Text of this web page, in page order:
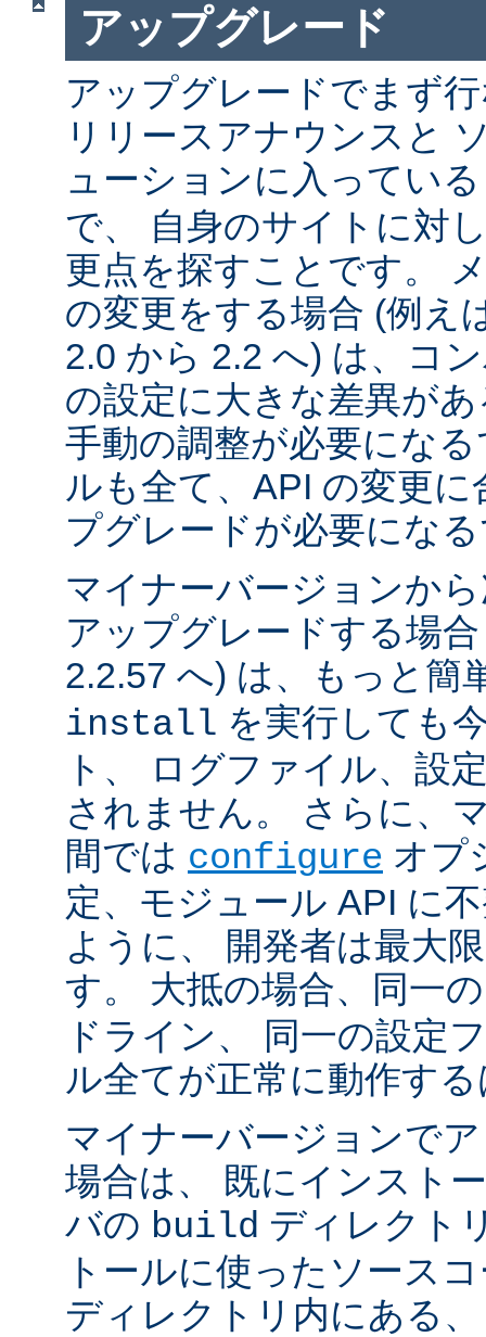
アップグレード
アップグレードでまず
リリースアナウンスと
ューションに入ってい
で、 自身のサイトに対
更点を探すことです。
の変更をする場合 (例え
2.0 から 2.2 へ) は、コ
の設定に大きな差異が
手動の調整が必要にな
ルも全て、API の変更
プグレードが必要にな
マイナーバージョンか
アップグレードする場
2.2.57 へ) は、もっと簡
install を実行しても
ト、 ログファイル、設
されません。 さらに、
間では configure オプ
定、モジュール API に
ように、 開発者は最大
す。 大抵の場合、同一
ドライン、 同一の設定
ル全てが正常に動作す
マイナーバージョンで
場合は、 既にインスト
バの build ディレクト
トールに使ったソース
ディレクトリ内にある